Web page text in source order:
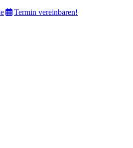
Termin vereinbaren!